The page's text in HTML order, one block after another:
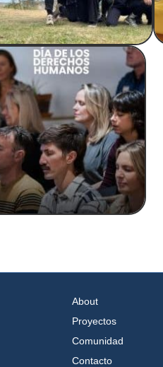
About
Proyectos
Comunidad
Contacto